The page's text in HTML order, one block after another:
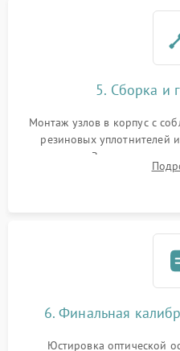
5. Сборка и
Монтаж узлов в корпус с
резиновых уплотнителей
смазки. Заполнение
осушенным азотом для
6. Финальная
Юстировка оптической